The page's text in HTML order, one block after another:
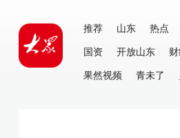
推荐 山东 热点
国资
开放山东
果然视频
青未了